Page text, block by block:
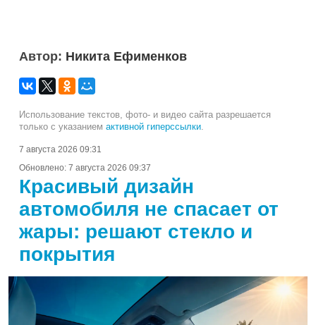
Автор: Никита Ефименков
Использование текстов, фото- и видео сайта разрешается
только с указанием активной гиперссылки
7 августа 2026 09:31
Обновлено: 7 августа 2026 09:37
Красивый дизайн
автомобиля не спасает от
жары: решают стекло и
покрытия